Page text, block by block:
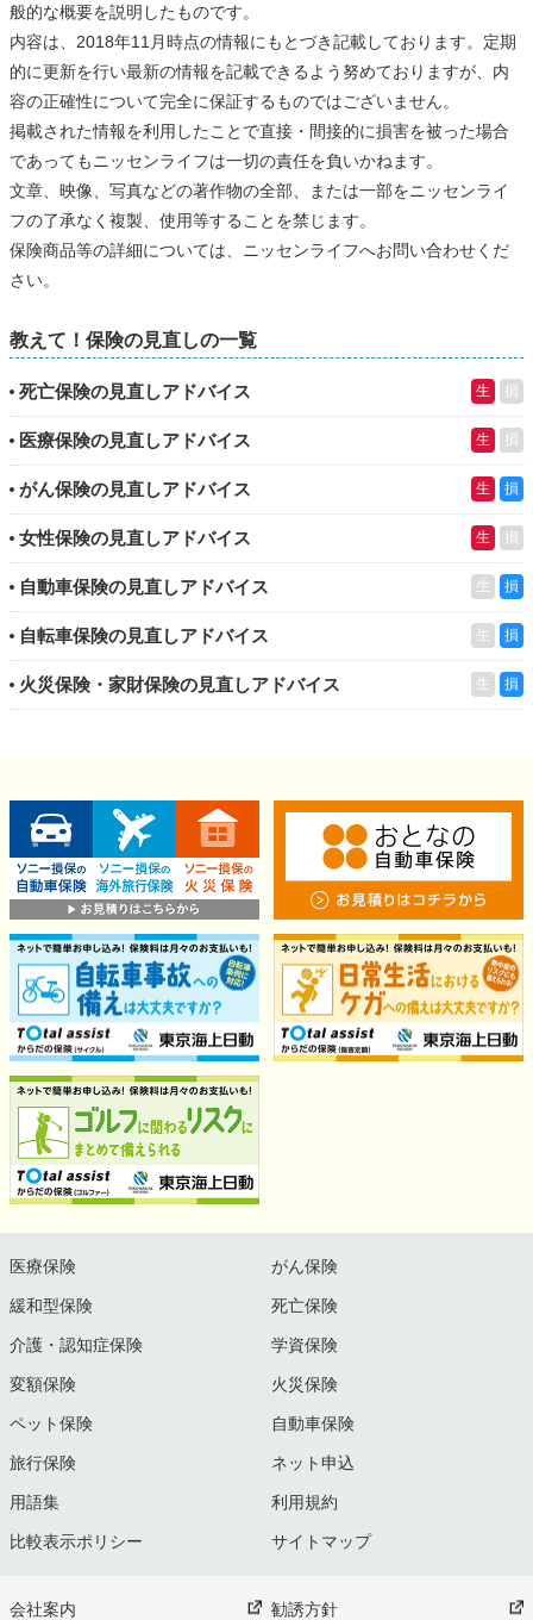
般的な概要を説明したものです。
内容は、2018年11月時点の情報にもとづき記載しております。定期
的に更新を行い最新の情報を記載できるよう努めておりますが、内
容の正確性について完全に保証するものではございません。
掲載された情報を利用したことで直接・間接的に損害を被った場合
であってもニッセンライフは一切の責任を負いかねます。
文章、映像、写真などの著作物の全部、または一部をニッセンライ
フの了承なく複製、使用等することを禁じます。
保険商品等の詳細については、ニッセンライフへお問い合わせくだ
さい。
教えて！保険の見直しの一覧
死亡保険の見直しアドバイス 生 損
医療保険の見直しアドバイス 生 損
がん保険の見直しアドバイス 生 損
女性保険の見直しアドバイス 生 損
自動車保険の見直しアドバイス 生 損
自転車保険の見直しアドバイス 生 損
火災保険・家財保険の見直しアドバイス 生 損
医療保険 がん保険
緩和型保険 死亡保険
介護・認知症保険 学資保険
変額保険 火災保険
ペット保険 自動車保険
旅行保険 ネット申込
用語集 利用規約
比較表示ポリシー サイトマップ
会社案内 勧誘方針